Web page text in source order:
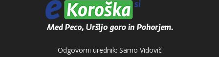
Odgovorni urednik: Samo Vidovič